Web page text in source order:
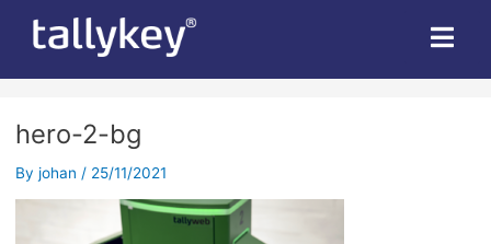
hero-2-bg
By johan / 25/11/2021